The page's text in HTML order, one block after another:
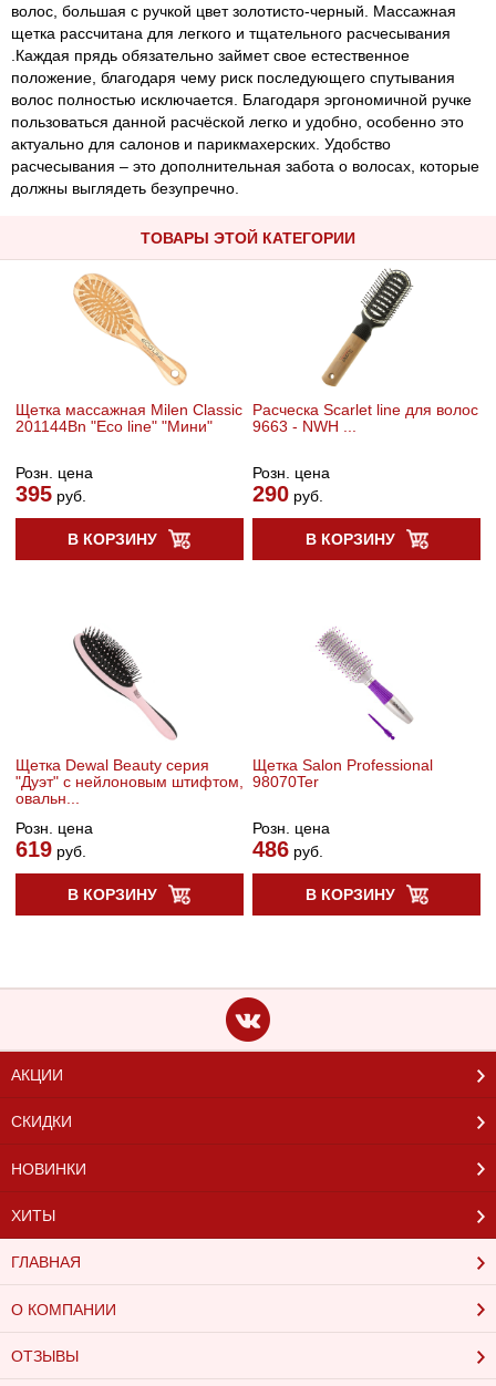
волос, большая с ручкой цвет золотисто-черный. Массажная
щетка рассчитана для легкого и тщательного расчесывания
.Каждая прядь обязательно займет свое естественное
положение, благодаря чему риск последующего спутывания
волос полностью исключается. Благодаря эргономичной ручке
пользоваться данной расчёской легко и удобно, особенно это
актуально для салонов и парикмахерских. Удобство
расчесывания – это дополнительная забота о волосах, которые
должны выглядеть безупречно.
ТОВАРЫ ЭТОЙ КАТЕГОРИИ
Щетка массажная Milen Classic
201144Bn "Eco line" "Мини"
Розн. цена
395руб.
В КОРЗИНУ
Расческа Scarlet line для волос
9663 - NWH ...
Розн. цена
290 руб.
В КОРЗИНУ
Щетка Dewal Beauty серия
"Дуэт" с нейлоновым штифтом,
овальн...
Розн. цена
619руб.
В КОРЗИНУ
Щетка Salon Professional
98070Ter
Розн. цена
486 руб.
В КОРЗИНУ
АКЦИИ
СКИДКИ
НОВИНКИ
ХИТЫ
ГЛАВНАЯ
О КОМПАНИИ
ОТЗЫВЫ